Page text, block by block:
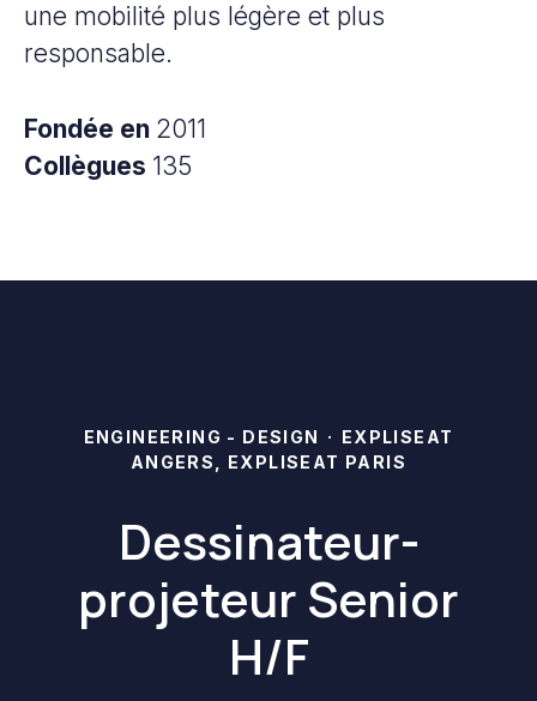
une mobilité plus légère et plus
responsable.
Fondée en 2011
Collègues 135
ENGINEERING - DESIGN · EXPLISEAT
ANGERS, EXPLISEAT PARIS
Dessinateur-
projeteur Senior
H/F